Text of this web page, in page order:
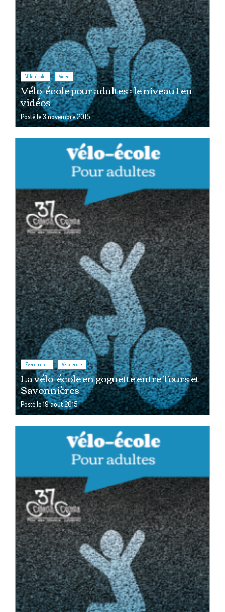
Vélo-école , Vidéo
Vélo-école pour adultes : le niveau 1 en
vidéos
Posté le3 novembre 2015
Événements , Vélo-école
La vélo-école en goguette entre Tours et
Savonnières
Posté le19 août 2015